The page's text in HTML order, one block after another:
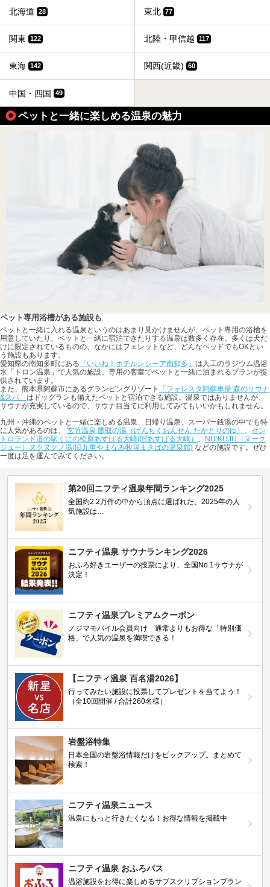
北海道 28 東北 77
関東 122 北陸・甲信越 117
東海 142 関西(近畿) 60
中国・四国 49
ペットと一緒に楽しめる温泉の魅力
ペット専用浴槽がある施設も
ペットと一緒に入れる温泉というのはあまり見かけませんが、ペット専用の浴槽を
用意していたり、ペットと一緒に宿泊できたりする温泉は数多く存在。多くは犬だ
けに限定されているものの、なかにはフェレットなど、どんなペッドでもOKとい
う施設もあります。
愛知県の南知多町にある 「いいね！ホテルレシーア南知多」 は人工のラジウム温浴
水「トロン温泉」で人気の施設。専用の客室でペットと一緒に泊まれるプランが提
供されています。
また、熊本県阿蘇市にあるグランピングリゾート
「フォレスタ阿蘇車帰 森のサウナ
&スパ」 はドッグランも備えたペットと宿泊できる施設。温泉ではありませんが、
サウナが充実しているので、サウナ目当てに利用してみてもいいかもしれません。
九州・沖縄のペットと一緒に楽しめる温泉、日帰り温泉、スーパー銭湯の中でも特
に人気があるのは、 玄竹温泉 鷹取の湯（げんちくおんせん たかとりのゆ） 、 セン
トロランド道の駅くにの松原あすぱる大崎(旧あすぱる大崎） 、
NU:KUJU（ヌーク
ジュー）ヌクヌクノ湯(旧九重やまなみ牧場まきばの温泉館) などの施設です。ぜひ
一度は足を運んでみてください。
第20回ニフティ温泉年間ランキング2025
全国約2.2万件の中から頂点に選ばれた、2025年の人
気施設は…
ニフティ温泉 サウナランキング2026
おふろ好きユーザーの投票により、全国No.1サウナが
決定！
ニフティ温泉プレミアムクーポン
ノジマモバイル会員向け 通常よりもお得な「特別価
格」で人気の温泉を満喫できる！
【ニフティ温泉 百名湯2026】
行ってみたい施設に投票してプレゼントを当てよう！
（全10回開催 / 合計260名様）
岩盤浴特集
日本全国の岩盤浴情報だけをピックアップ。まとめて
検索！
ニフティ温泉ニュース
温泉にもっと行きたくなる！お得な情報を掲載中
ニフティ温泉 おふろパス
温浴施設をお得に楽しめるサブスクリプションプラン